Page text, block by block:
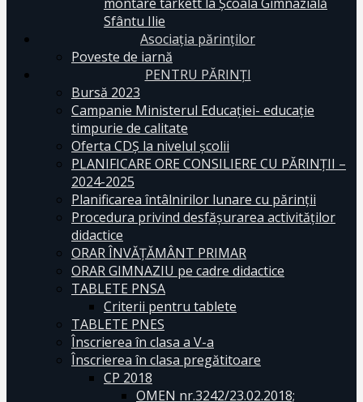
Sfântu Ilie
Asociația părinților
Poveste de iarnă
PENTRU PĂRINȚI
Bursă 2023
Campanie Ministerul Educației- educație
timpurie de calitate
Oferta CDŞ la nivelul şcolii
PLANIFICARE ORE CONSILIERE CU PĂRINȚII –
2024-2025
Planificarea întâlnirilor lunare cu părinții
Procedura privind desfășurarea activităților
didactice
ORAR ÎNVĂȚĂMÂNT PRIMAR
ORAR GIMNAZIU pe cadre didactice
TABLETE PNSA
Criterii pentru tablete
TABLETE PNES
Înscrierea în clasa a V-a
Înscrierea în clasa pregătitoare
CP 2018
OMEN nr.3242/23.02.2018;